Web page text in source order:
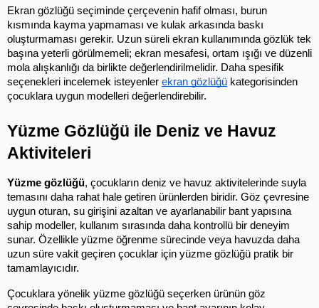
Ekran gözlüğü seçiminde çerçevenin hafif olması, burun
kısmında kayma yapmaması ve kulak arkasında baskı
oluşturmaması gerekir. Uzun süreli ekran kullanımında gözlük tek
başına yeterli görülmemeli; ekran mesafesi, ortam ışığı ve düzenli
mola alışkanlığı da birlikte değerlendirilmelidir. Daha spesifik
seçenekleri incelemek isteyenler ekran gözlüğü kategorisinden
çocuklara uygun modelleri değerlendirebilir.
Yüzme Gözlüğü ile Deniz ve Havuz
Aktiviteleri
Yüzme gözlüğü, çocukların deniz ve havuz aktivitelerinde suyla
temasını daha rahat hale getiren ürünlerden biridir. Göz çevresine
uygun oturan, su girişini azaltan ve ayarlanabilir bant yapısına
sahip modeller, kullanım sırasında daha kontrollü bir deneyim
sunar. Özellikle yüzme öğrenme sürecinde veya havuzda daha
uzun süre vakit geçiren çocuklar için yüzme gözlüğü pratik bir
tamamlayıcıdır.
Çocuklara yönelik yüzme gözlüğü seçerken ürünün göz